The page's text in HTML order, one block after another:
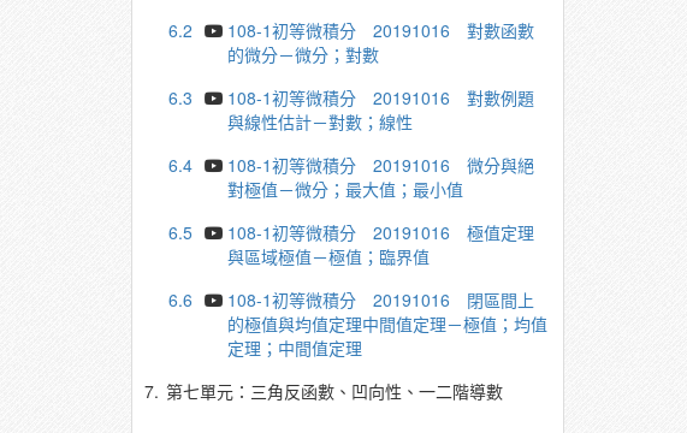
6.2
108-1初等微積分 20191016 對數函數
的微分－微分；對數
6.3
108-1初等微積分 20191016 對數例題
與線性估計－對數；線性
6.4
108-1初等微積分 20191016 微分與絕
對極值－微分；最大值；最小值
6.5
108-1初等微積分 20191016 極值定理
與區域極值－極值；臨界值
6.6
108-1初等微積分 20191016 閉區間上
的極值與均值定理中間值定理－極值；均值
定理；中間值定理
7. 第七單元：三角反函數、凹向性、一二階導數